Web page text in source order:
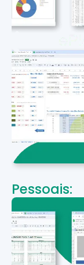
Pessoais: